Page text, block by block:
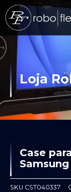
para
conteúdo
Loja
Case
SKU CST040337